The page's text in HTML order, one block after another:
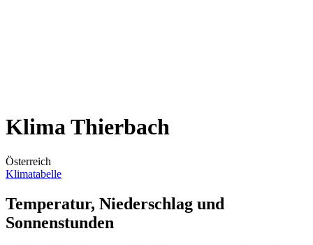
Klima Thierbach
Österreich
Klimatabelle
Temperatur, Niederschlag und
Sonnenstunden